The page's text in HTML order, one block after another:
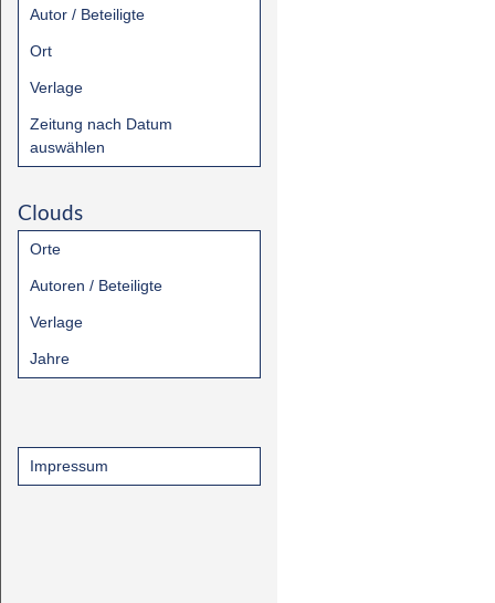
Autor / Beteiligte
Ort
Verlage
Zeitung nach Datum
auswählen
Clouds
Orte
Autoren / Beteiligte
Verlage
Jahre
Impressum